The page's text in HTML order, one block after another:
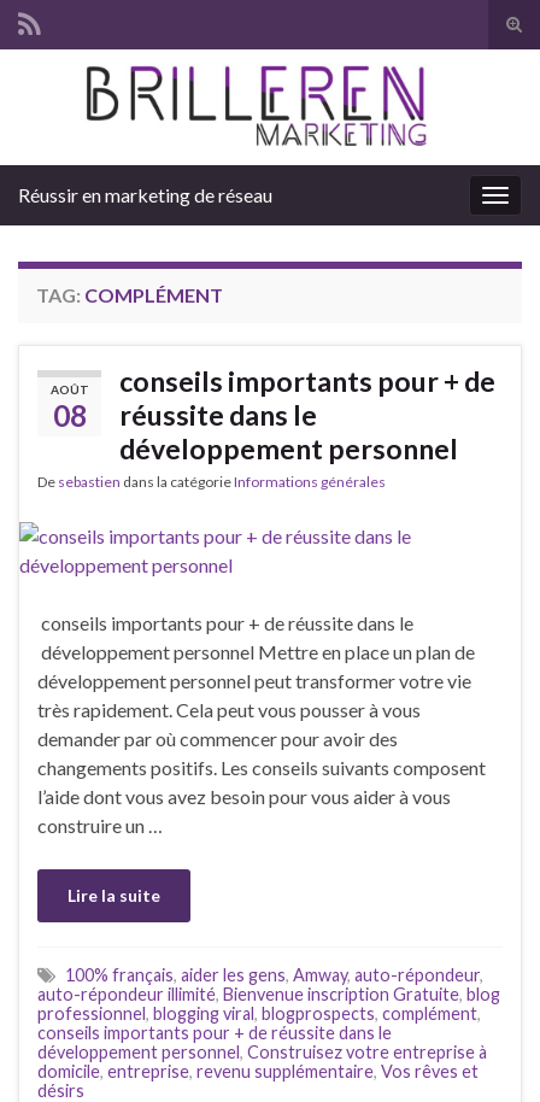
Search for:
Réussir en marketing de réseau
TAG: COMPLÉMENT
AOÛT
08
conseils importants pour + de
réussite dans le
développement personnel
De sebastien dans la catégorieInformations générales
conseils importants pour + de réussite dans le
développement personnel Mettre en place un plan de
développement personnel peut transformer votre vie
très rapidement. Cela peut vous pousser à vous
demander par où commencer pour avoir des
changements positifs. Les conseils suivants composent
l’aide dont vous avez besoin pour vous aider à vous
construire un …
Lire la suite
100% français, aider les gens, Amway, auto-répondeur,
auto-répondeur illimité, Bienvenue inscription Gratuite, blog
professionnel, blogging viral, blogprospects, complément,
conseils importants pour + de réussite dans le
développement personnel, Construisez votre entreprise à
domicile, entreprise, revenu supplémentaire, Vos rêves et
désirs